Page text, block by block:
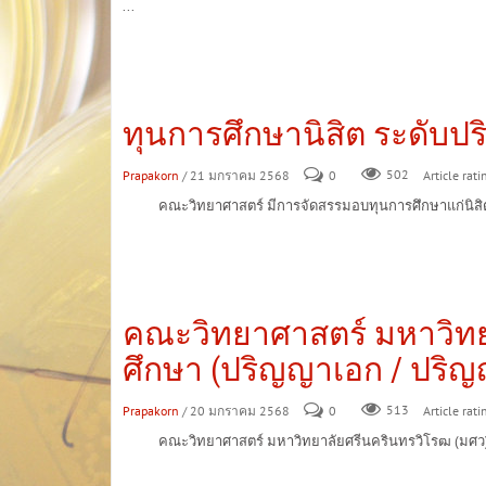
...
ทุนการศึกษานิสิต ระดับป
Prapakorn / 21 มกราคม 2568 0 502 Article
คณะวิทยาศาสตร์ มีการจัดสรรมอบทุนการศึกษาแก่นิสิต
คณะวิทยาศาสตร์ มหาวิ
ศึกษา (ปริญญาเอก / ปริญ
Prapakorn / 20 มกราคม 2568 0 513 Article
คณะวิทยาศาสตร์ มหาวิทยาลัยศรีนครินทรวิโรฒ (มศว)